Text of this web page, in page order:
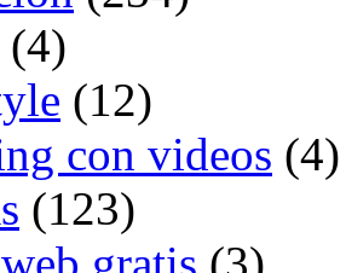
(4)
(12)
con videos (4)
(123)